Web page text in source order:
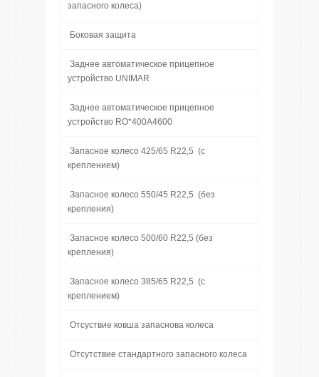
запасного колеса)
Боковая защита
Заднее автоматическое прицепное
устройство UNIMAR
Заднее автоматическое прицепное
устройство RO*400A4600
Запасное колесо 425/65 R22,5 (с
креплением)
Запасное колесо 550/45 R22,5 (без
крепления)
Запасное колесо 500/60 R22,5 (без
крепления)
Запасное колесо 385/65 R22,5 (с
креплением)
Отсуствие ковша запаснова колеса
Отсутствие стандартного запасного колеса